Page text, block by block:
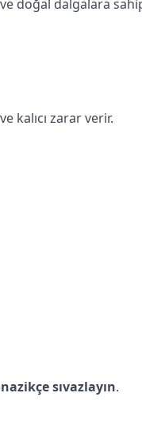
doğal dalgalara
kalıcı zarar verir.
sıvazlayın.